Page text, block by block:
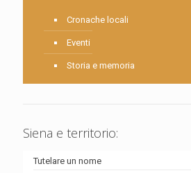
Cronache locali
Eventi
Storia e memoria
Siena e territorio:
Tutelare un nome